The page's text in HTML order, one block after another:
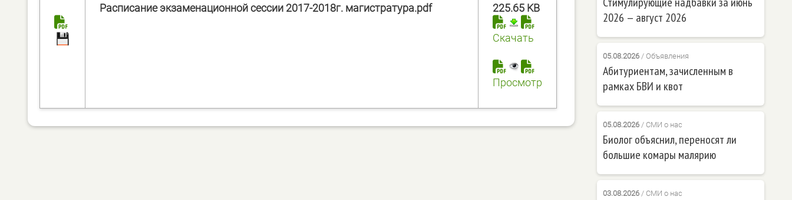
Расписание экзаменационной сессии 2017-2018г. магистратура.pdf 225.65 KB
Скачать
Просмотр
2026 — август 2026
05.08.2026/ Объявления
Абитуриентам, зачисленным в
рамках БВИ и квот
05.08.2026/ СМИ о нас
Биолог объяснил, переносят ли
большие комары малярию
03.08.2026/ СМИ о нас